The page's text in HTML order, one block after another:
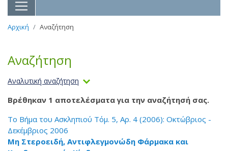
Αρχική Αναζήτηση
Αναζήτηση
Αναλυτική αναζήτηση
Βρέθηκαν 1 αποτελέσματα για την αναζήτησή σας.
Το Βήμα του Ασκληπιού Τόμ. 5, Αρ. 4 (2006): Οκτώβριος -
Δεκέμβριος 2006
Μη Στεροειδή, Αντιφλεγμονώδη Φάρμακα και